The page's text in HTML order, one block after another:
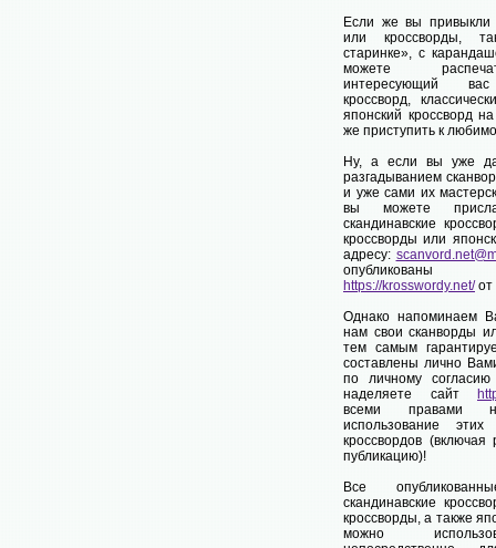
Если же вы привыкли
или кроссворды,
старинке», с
можете
интересующий вас
кроссворд,
японский кроссворд
же приступить к
Ну, а если вы уже
разгадыванием
и уже сами их
вы можете
скандинавские
кроссворды или
адресу:
https://krosswordy.net/от
Однако напоминаем
нам свои сканворды
тем самым
составлены лично
по личному
наделяете сайт
всеми правами
использование
кроссвордов (включая
публикацию)!
Все
скандинавские
кроссворды, а также
можно